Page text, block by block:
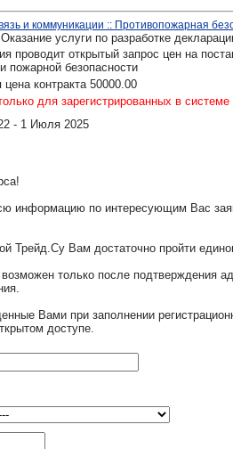
и коммуникации :: Противопожарная
услуги по разработке
проводит открытый запрос цен на
пожарной безопасности
цена контракта 50000.00
для зарегистрированных в системе
- 1 Июля 2025
информацию по интересующим Вас
Трейд.Су Вам достаточно пройти
только после подтверждения
Вами при заполнении
доступе.